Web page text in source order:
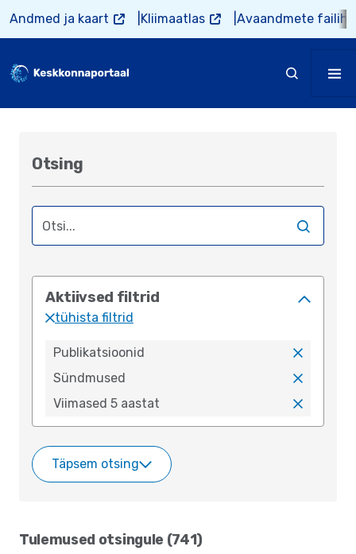
Liigu edasi põhisisu juurde
Andmed ja kaart Kliimaatlas Avaandmete
Otsing
Aktiivsed filtrid
tühista filtrid
Publikatsioonid
x
Sündmused
x
Viimased 5 aastat
x
Täpsem otsing
Tulemused otsingule (741)